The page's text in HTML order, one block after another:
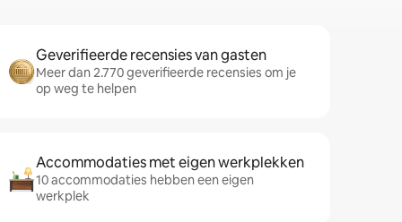
Geverifieerde recensies van gasten
Meer dan 2.770 geverifieerde recensies om je
op weg te helpen
Accommodaties met eigen werkplekken
10 accommodaties hebben een eigen
werkplek